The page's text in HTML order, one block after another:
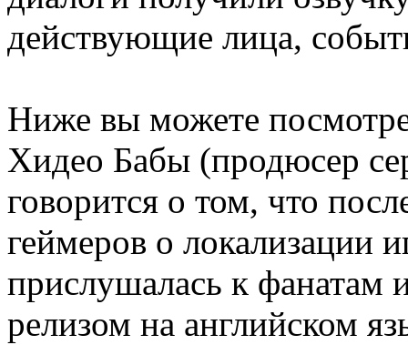
действующие лица,
Ниже вы можете
Хидео Бабы (продюсер
говорится о том, что
геймеров о локализации
прислушалась к фанатам
релизом на английском